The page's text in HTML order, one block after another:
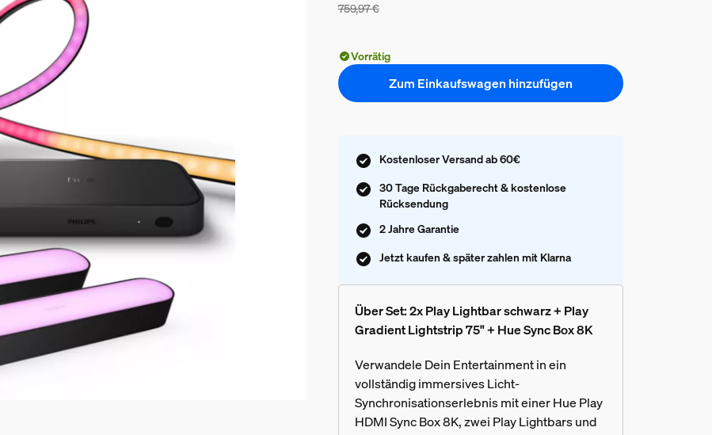
759,97 €
Vorrätig
Zum Einkaufswagen hinzufügen
Kostenloser Versand ab 60€
30 Tage Rückgaberecht & kostenlose
Rücksendung
2 Jahre Garantie
Jetzt kaufen & später zahlen mit Klarna
Über Set: 2x Play Lightbar schwarz + Play
Gradient Lightstrip 75" + Hue Sync Box 8K
Verwandele Dein Entertainment in ein
vollständig immersives Licht-
Synchronisationserlebnis mit einer Hue Play
HDMI Sync Box 8K, zwei Play Lightbars und